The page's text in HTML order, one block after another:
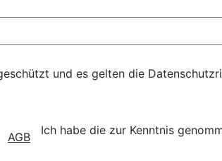
und es gelten die
Ich habe die zur Kenntnis
AGB